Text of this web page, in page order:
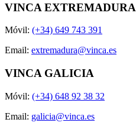
VINCA EXTREMADURA
Móvil: (+34) 649 743 391
Email: extremadura@vinca.es
VINCA GALICIA
Móvil: (+34) 648 92 38 32
Email: galicia@vinca.es